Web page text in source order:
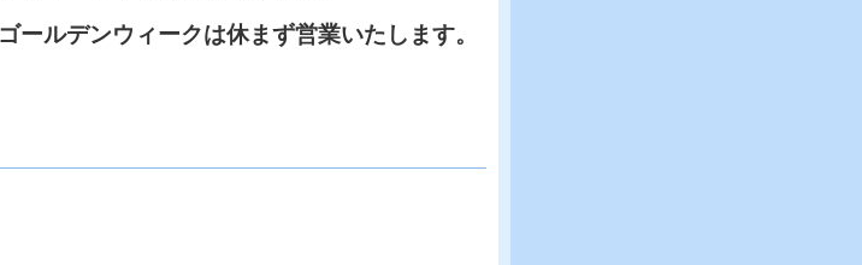
ルデンウィークは休まず営業いたします。